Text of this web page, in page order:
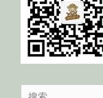
Search